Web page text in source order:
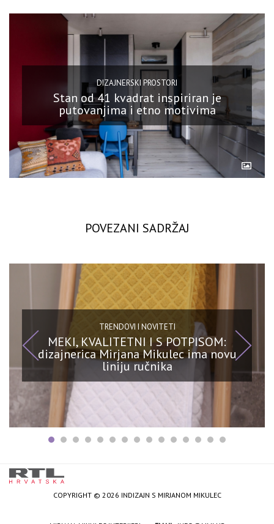
DIZAJNERSKI PROSTORI
Stan od 41 kvadrat inspiriran je
putovanjima i etno motivima
POVEZANI SADRŽAJ
TRENDOVI I NOVITETI
MEKI, KVALITETNI I S POTPISOM:
dizajnerica Mirjana Mikulec ima novu
liniju ručnika
COPYRIGHT © 2026 INDIZAJN S MIRJANOM MIKULEC